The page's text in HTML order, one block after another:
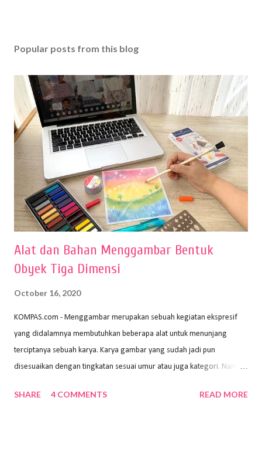
Popular posts from this blog
Alat dan Bahan Menggambar Bentuk
Obyek Tiga Dimensi
October 16, 2020
KOMPAS.com - Menggambar merupakan sebuah kegiatan ekspresif
yang didalamnya membutuhkan beberapa alat untuk menunjang
terciptanya sebuah karya. Karya gambar yang sudah jadi pun
disesuaikan dengan tingkatan sesuai umur atau juga kategori. Namun,
sehingga hasilnya bisa dilihat. Peran alat dan bahan sangat
SHARE 4 COMMENTS READ MORE